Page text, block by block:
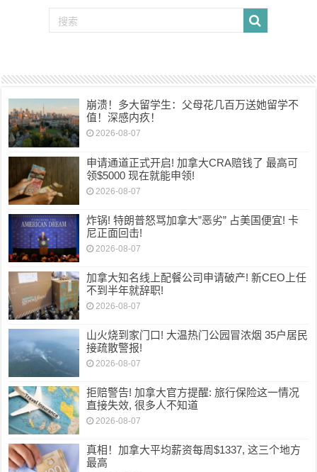
崩溃！多大留学生：父母花几百万送她留学不
值！深感内疚！
2026-08-07
申请通道正式开启! 加拿大CRA赔钱了 最高可
领$5000 现在就能申领!
2026-08-07
炸锅! 特朗普怒骂加拿大”恶劣” 占美国便宜! 卡
尼正面回击!
2026-08-07
加拿大知名线上配餐公司申请破产! 新CEO上任
不到半年就辞职!
2026-08-07
山火烧到家门口! 大温热门公园冒浓烟 35户居民
接疏散警报!
2026-08-07
拒赔警告! 加拿大官方提醒: 旅行保险这一情况
直接失效, 很多人不知道
2026-08-07
真相！加拿大平均薪资每周$1337, 这三个地方
最高